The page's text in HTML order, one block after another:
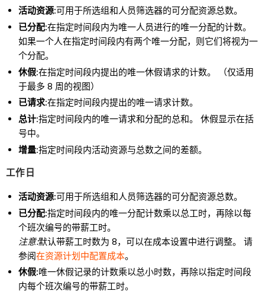
活动资源:可用于所选组和人员筛选器的可分配资源总数。
已分配:在指定时间段内为唯一人员进行的唯一分配的计数。
如果一个人在指定时间段内有两个唯一分配，则它们将视为一
个分配。
休假:在指定时间段内提出的唯一休假请求的计数。 （仅适用
于最多 8 周的视图）
已请求:在指定时间段内提出的唯一请求计数。
总计:指定时间段内的唯一请求和分配的总和。 休假显示在括
号中。
增量:指定时间段内活动资源与总数之间的差额。
工作日
活动资源:可用于所选组和人员筛选器的可分配资源总数。
已分配:指定时间段内的唯一分配计数乘以总工时，再除以每
个班次编号的带薪工时。
注意:默认带薪工时数为 8，可以在成本设置中进行调整。 请
参阅在资源计划中配置成本。
休假:唯一休假记录的计数乘以总小时数，再除以指定时间段
内每个班次编号的带薪工时。